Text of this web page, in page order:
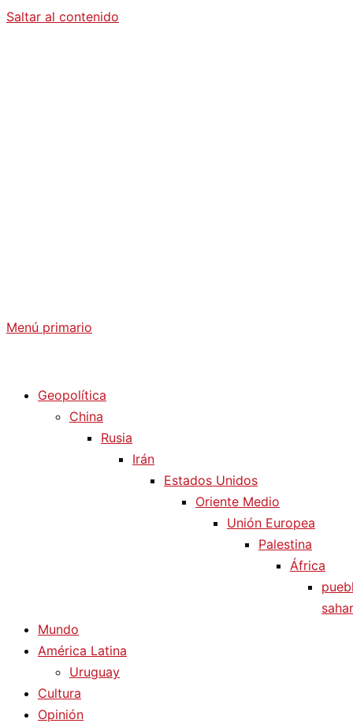
Saltar al contenido
Menú primario
Geopolítica
China
Rusia
Irán
Estados Unidos
Oriente Medio
Unión Europea
Palestina
África
Mundo
América Latina
Uruguay
Cultura
Opinión